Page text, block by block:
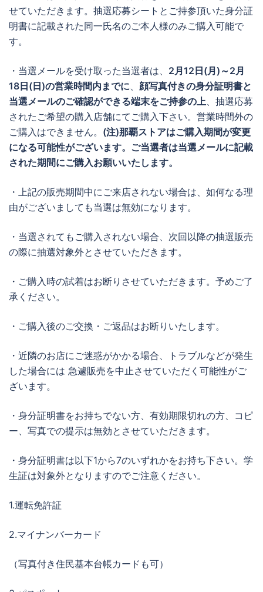
せていただきます。抽選応募シートとご持参頂いた身分証
明書に記載された同一氏名のご本人様のみご購入可能で
す。
・当選メールを受け取った当選者は、 2月12日(月) ～2月
18日(日)の営業時間内までに
顔写真付きの身分証明書と
当選メールのご確認ができる端末をご持参の上 、抽選応募
されたご希望の購入店舗にてご購入下さい。営業時間外の
ご購入はできません。 (注)那覇ストアはご購入期間が変更
になる可能性がございます。ご当選者は当選メールに記載
された期間にご購入お願いいたします。
・上記の販売期間中にご来店されない場合は、如何なる理
由がございましても当選は無効になります。
・当選されてもご購入されない場合、次回以降の抽選販売
の際に抽選対象外とさせていただきます。
・ご購入時の試着はお断りさせていただきます。予めご了
承ください。
・ご購入後のご交換・ご返品はお断りいたします。
・近隣のお店にご迷惑がかかる場合、トラブルなどが発生
した場合には 急遽販売を中止させていただく可能性がご
ざいます。
・身分証明書をお持ちでない方、有効期限切れの方、コピ
ー、写真での提示は無効とさせていただきます。
・身分証明書は以下1から7のいずれかをお持ち下さい。学
生証は対象外となりますのでご注意ください。
1.運転免許証
2.マイナンバーカード
（写真付き住民基本台帳カードも可）